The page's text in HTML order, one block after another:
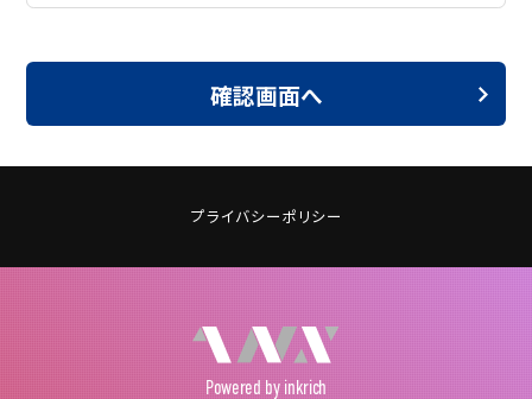
確認画面へ
プライバシーポリシー
Powered by inkrich